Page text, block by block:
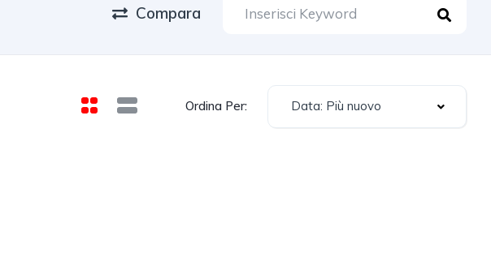
Compara
Ordina Per: Data: Più nuovo